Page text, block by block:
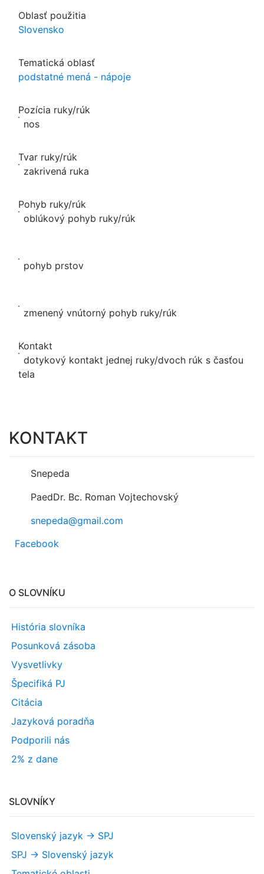
Oblasť použitia
Slovensko
Tematická oblasť
podstatné mená - nápoje
Pozícia ruky/rúk
nos
Tvar ruky/rúk
zakrivená ruka
Pohyb ruky/rúk
oblúkový pohyb ruky/rúk
pohyb prstov
zmenený vnútorný pohyb ruky/rúk
Kontakt
dotykový kontakt jednej ruky/dvoch rúk s časťou
tela
KONTAKT
Snepeda
PaedDr. Bc. Roman Vojtechovský
snepeda@gmail.com
Facebook
O SLOVNÍKU
História slovníka
Posunková zásoba
Vysvetlivky
Špecifiká PJ
Citácia
Jazyková poradňa
Podporili nás
2% z dane
SLOVNÍKY
Slovenský jazyk -> SPJ
SPJ -> Slovenský jazyk